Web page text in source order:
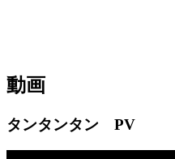
動画
タンタンタン PV